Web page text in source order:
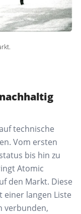
technische
Vom ersten
bis hin zu
Atomic
den Markt. Diese
langen Liste
verbunden,